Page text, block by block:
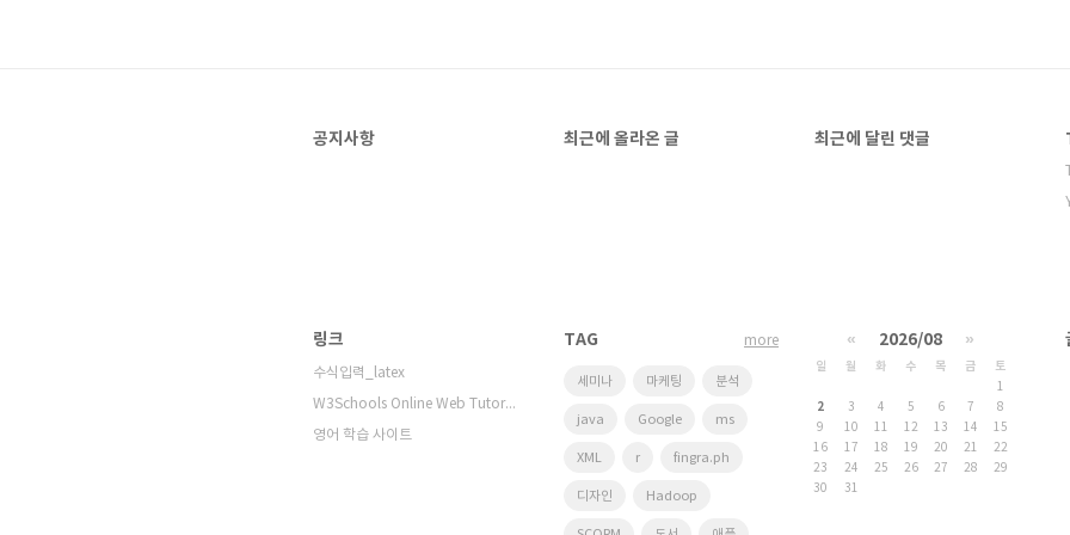
공지사항 최근에 올라온 글 최근에 달린 댓글
링크
수식입력_latex
W3Schools Online Web Tutorials
영어 학습 사이트
TAG
세미나 마케팅 분석
java Google ms
XML r fingra.ph
디자인 Hadoop
more « 2026/08 »
일 월 화 수 목 금
토
1
2
3 4 5 6 7
8
9
10 11 12 13 14
15
16
17 18 19 20 21
22
23
24 25 26 27 28
29
30
31